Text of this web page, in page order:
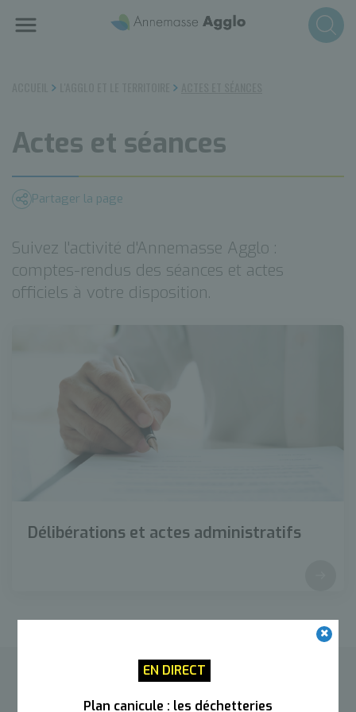
EN DIRECT
Plan canicule : les déchetteries
Actes et séances
Partager la page
Suivez l'activité d'Annemasse Agglo :
comptes-rendus des séances et actes
officiels à votre disposition.
Délibérations et actes administratifs
Contacter l’Agglo